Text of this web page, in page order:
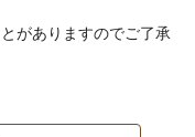
がありますのでご了承